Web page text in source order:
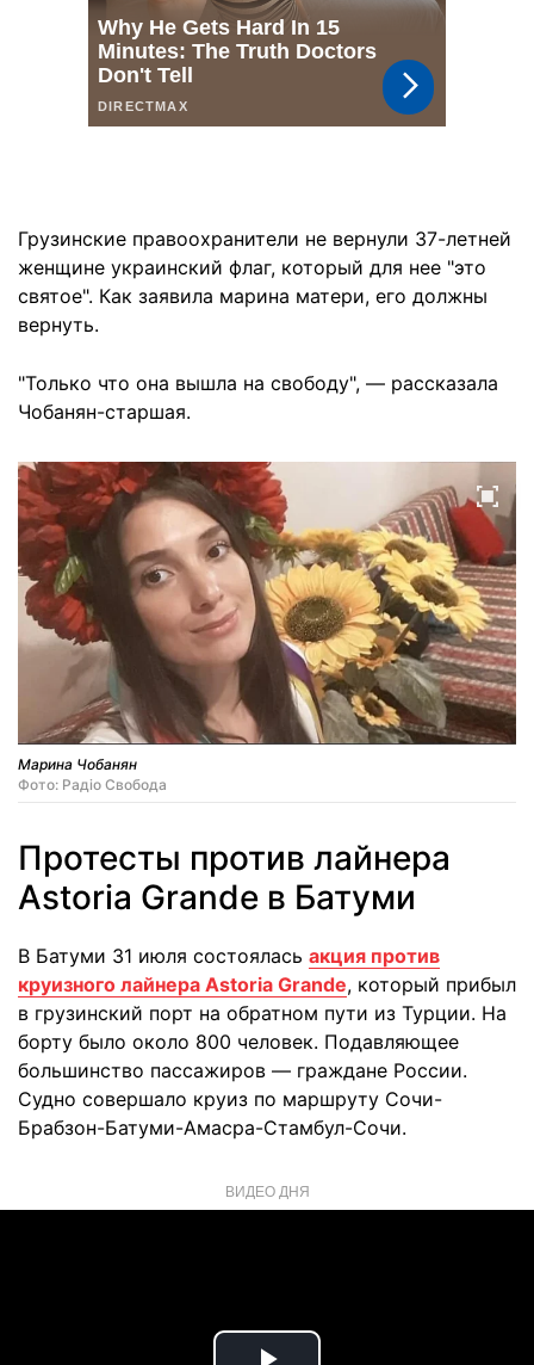
Грузинские правоохранители не вернули 37-летней
женщине украинский флаг, который для нее "это
святое". Как заявила марина матери, его должны
вернуть.
"Только что она вышла на свободу", — рассказала
Чобанян-старшая.
Марина Чобанян
Фото: Радіо Свобода
Протесты против лайнера
Astoria Grande в Батуми
В Батуми 31 июля состоялась акция против
круизного лайнера Astoria Grande, который прибыл
в грузинский порт на обратном пути из Турции. На
борту было около 800 человек. Подавляющее
большинство пассажиров — граждане России.
Судно совершало круиз по маршруту Сочи-
Брабзон-Батуми-Амасра-Стамбул-Сочи.
ВИДЕО ДНЯ